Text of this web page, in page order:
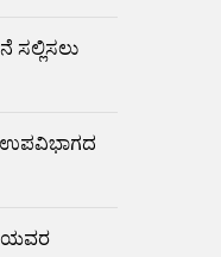
ಉಪವಿಭಾಗದ